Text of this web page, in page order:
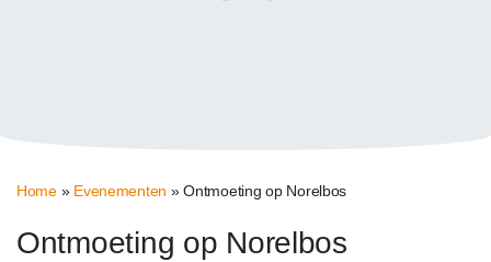
Home» Evenementen »Ontmoeting op Norelbos
Ontmoeting op Norelbos